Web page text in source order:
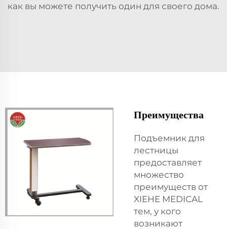
как вы можете получить один для своего дома.
Преимущества
Подъемник для
лестницы
предоставляет
множество
преимуществ от
XIEHE MEDICAL
тем, у кого
возникают